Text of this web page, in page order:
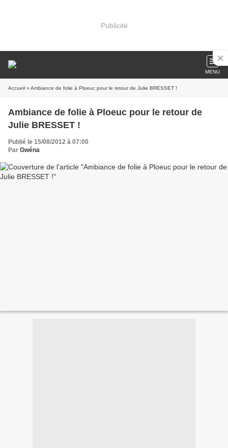
Publicité
MENU
Accueil » Ambiance de folie à Ploeuc pour le retour de Julie BRESSET !
Ambiance de folie à Ploeuc pour le retour de
Julie BRESSET !
Publié le 15/08/2012 à 07:00
Par Gwéna